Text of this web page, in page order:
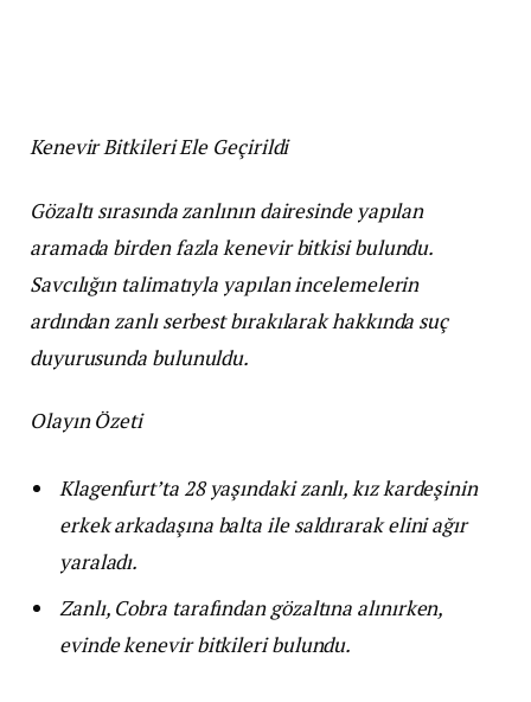
Kenevir Bitkileri Ele Geçirildi
Gözaltı sırasında zanlının dairesinde yapılan
aramada birden fazla kenevir bitkisi bulundu.
Savcılığın talimatıyla yapılan incelemelerin
ardından zanlı serbest bırakılarak hakkında suç
duyurusunda bulunuldu.
Olayın Özeti
Klagenfurt’ta 28 yaşındaki zanlı, kız kardeşinin
erkek arkadaşına balta ile saldırarak elini ağır
yaraladı.
Zanlı, Cobra tarafından gözaltına alınırken,
evinde kenevir bitkileri bulundu.